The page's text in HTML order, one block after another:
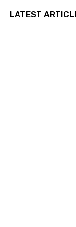
LATEST